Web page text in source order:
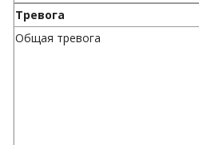
Тревога
Общая тревога